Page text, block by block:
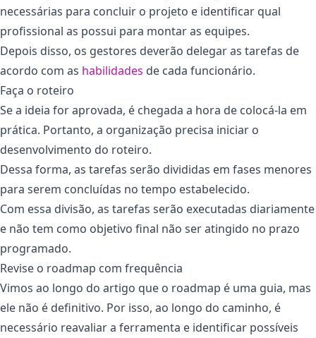
necessárias para concluir o projeto e identificar qual
profissional as possui para montar as equipes.
Depois disso, os gestores deverão delegar as tarefas de
acordo com as habilidades de cada funcionário.
Faça o roteiro
Se a ideia for aprovada, é chegada a hora de colocá-la em
prática. Portanto, a organização precisa iniciar o
desenvolvimento do roteiro.
Dessa forma, as tarefas serão divididas em fases menores
para serem concluídas no tempo estabelecido.
Com essa divisão, as tarefas serão executadas diariamente
e não tem como objetivo final não ser atingido no prazo
programado.
Revise o roadmap com frequência
Vimos ao longo do artigo que o roadmap é uma guia, mas
ele não é definitivo. Por isso, ao longo do caminho, é
necessário reavaliar a ferramenta e identificar possíveis